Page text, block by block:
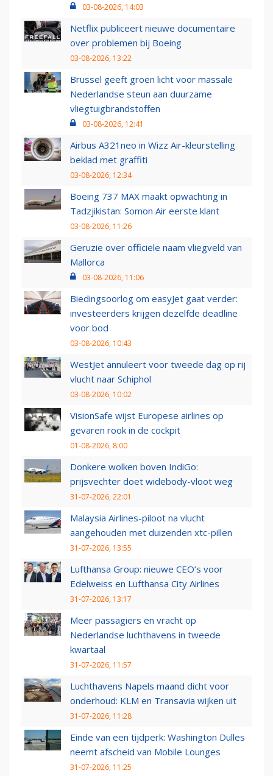
03-08-2026, 14:03
Netflix publiceert nieuwe documentaire
over problemen bij Boeing
03-08-2026, 13:22
Brussel geeft groen licht voor massale
Nederlandse steun aan duurzame
vliegtuigbrandstoffen
03-08-2026, 12:41
Airbus A321neo in Wizz Air-kleurstelling
beklad met graffiti
03-08-2026, 12:34
Boeing 737 MAX maakt opwachting in
Tadzjikistan: Somon Air eerste klant
03-08-2026, 11:26
Geruzie over officiële naam vliegveld van
Mallorca
03-08-2026, 11:06
Biedingsoorlog om easyJet gaat verder:
investeerders krijgen dezelfde deadline
voor bod
03-08-2026, 10:43
WestJet annuleert voor tweede dag op rij
vlucht naar Schiphol
03-08-2026, 10:02
VisionSafe wijst Europese airlines op
gevaren rook in de cockpit
01-08-2026, 8:00
Donkere wolken boven IndiGo:
prijsvechter doet widebody-vloot weg
31-07-2026, 22:01
Malaysia Airlines-piloot na vlucht
aangehouden met duizenden xtc-pillen
31-07-2026, 13:55
Lufthansa Group: nieuwe CEO’s voor
Edelweiss en Lufthansa City Airlines
31-07-2026, 13:17
Meer passagiers en vracht op
Nederlandse luchthavens in tweede
kwartaal
31-07-2026, 11:57
Luchthavens Napels maand dicht voor
onderhoud: KLM en Transavia wijken uit
31-07-2026, 11:28
Einde van een tijdperk: Washington Dulles
neemt afscheid van Mobile Lounges
31-07-2026, 11:25